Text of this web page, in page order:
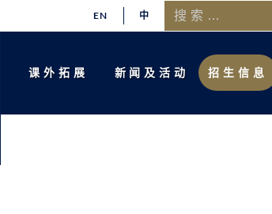
EN 中
课外拓展 新闻及活动 招生信息